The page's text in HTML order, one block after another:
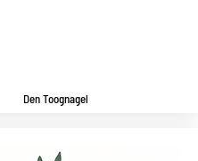
Den Toognagel